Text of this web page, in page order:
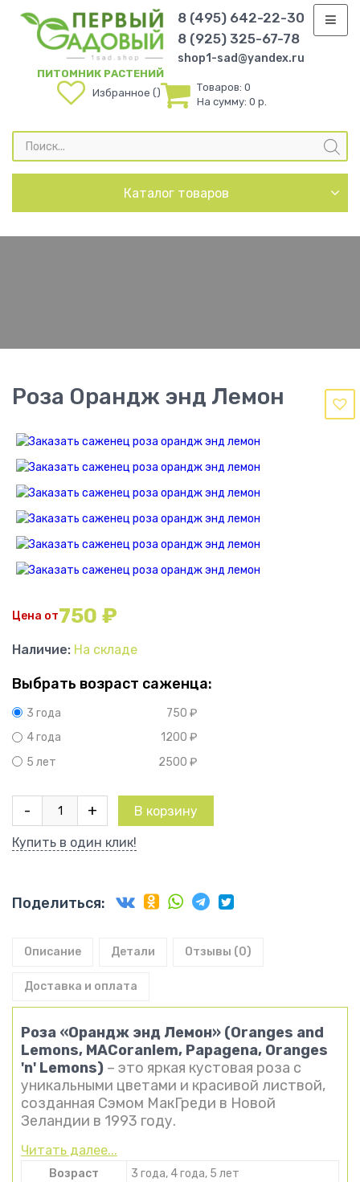
ПИТОМНИК РАСТЕНИЙ
8 (495) 642-22-30
8 (925) 325-67-78
shop1-sad@yandex.ru
Избранное Товаров: 0
На сумму: 0 р.
Поиск
товаров
Каталог товаров
Роза Орандж энд Лемон
Цена от750 ₽
Наличие: На складе
Выбрать возраст саженца:
3 года 750 ₽
4 года
1200 ₽
5 лет
2500 ₽
-
Количество
Роза
+ В корзину
Купить в один клик!
Поделиться:
Описание Детали Отзывы (0)
Доставка и оплата
Роза «Орандж энд Лемон» (Oranges and
Lemons, MACoranlem, Papagena, Oranges
'n' Lemons) – это яркая кустовая роза с
уникальными цветами и красивой листвой,
созданная Сэмом МакГреди в Новой
Зеландии в 1993 году.
Читать далее...
Возраст 3 года, 4 года, 5 лет